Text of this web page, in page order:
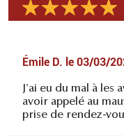
Émile D. le 03/03/
J'ai eu du mal à les
avoir appelé au
prise de rendez-